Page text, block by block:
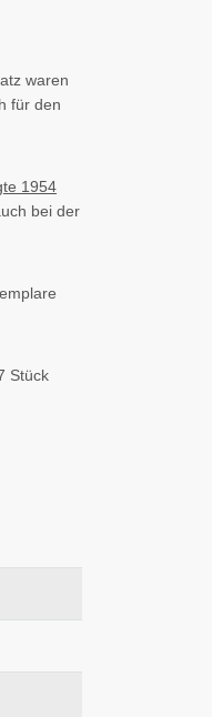
waren
für den
1954
bei der
Stück